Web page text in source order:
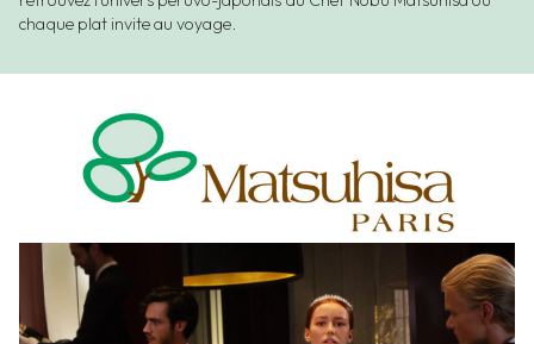
chaque plat invite au voyage.